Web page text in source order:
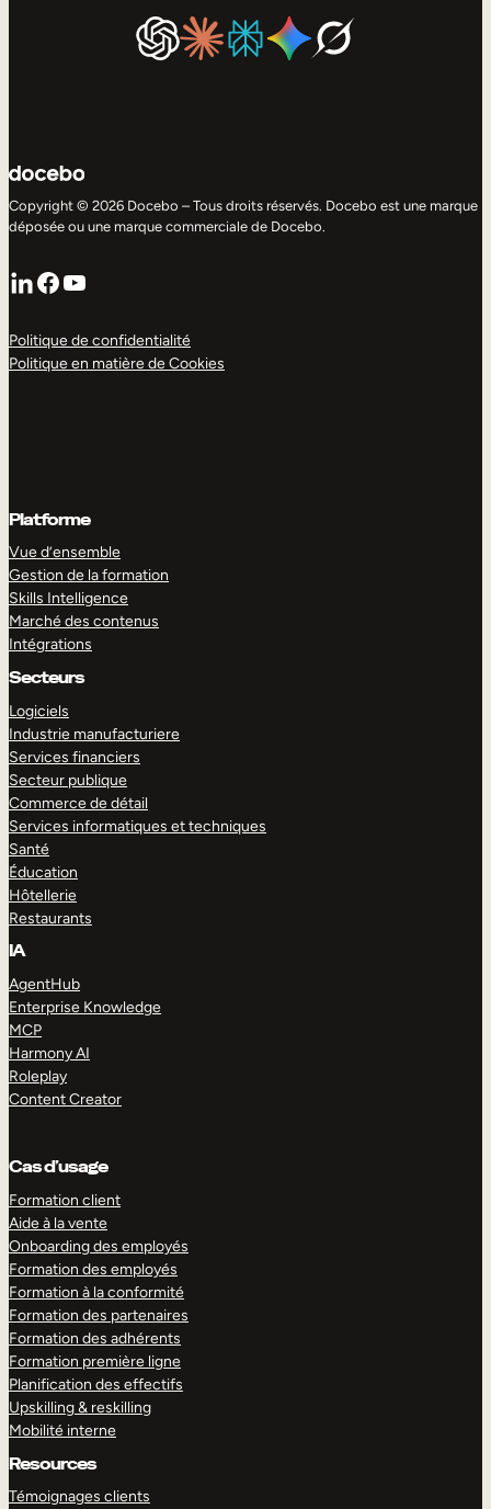
Copyright © 2026 Docebo – Tous droits réservés. Docebo est une marque
déposée ou une marque commerciale de Docebo.
LinkedIn
Facebook
YouTube
Politique de confidentialité
Politique en matière de Cookies
Platforme
Vue d’ensemble
Gestion de la formation
Skills Intelligence
Marché des contenus
Intégrations
Secteurs
Logiciels
Industrie manufacturiere
Services financiers
Secteur publique
Commerce de détail
Services informatiques et techniques
Santé
Éducation
Hôtellerie
Restaurants
IA
AgentHub
Enterprise Knowledge
MCP
Harmony AI
Roleplay
Content Creator
Cas d’usage
Formation client
Aide à la vente
Onboarding des employés
Formation des employés
Formation à la conformité
Formation des partenaires
Formation des adhérents
Formation première ligne
Planification des effectifs
Upskilling & reskilling
Mobilité interne
Resources
Témoignages clients